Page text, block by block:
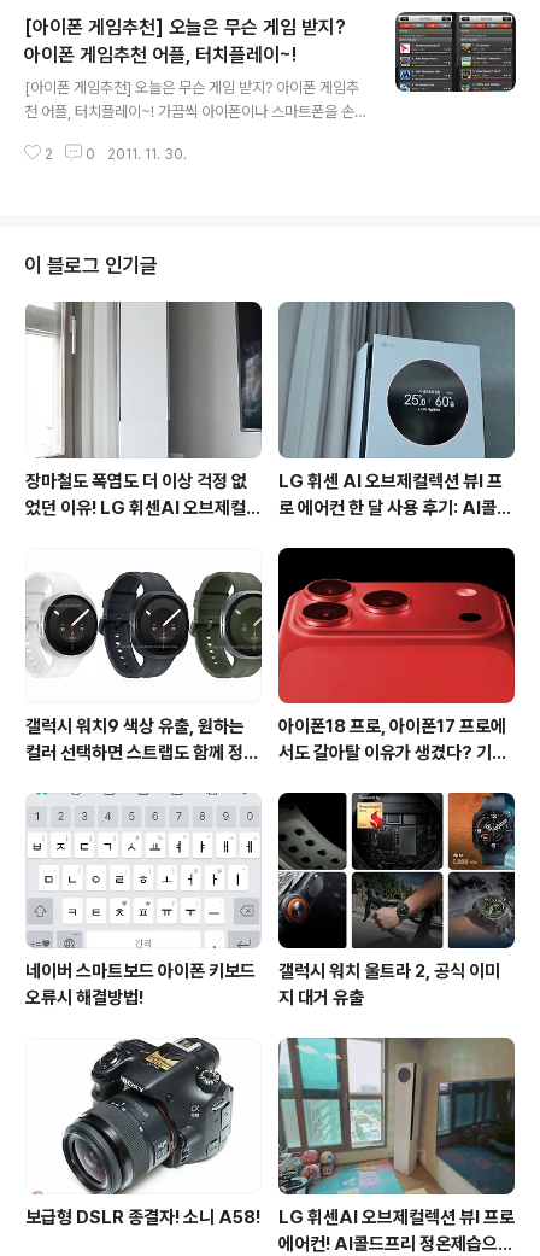
요. 아기자기한 캐릭터와 인터페이스 구성 등 아이들이 직
접 조작하며 학습하기에 좋게 되어 있어 다운받아 보았습
니다. 톡톡잉글리쉬는 앱스토어를 통해 다운받을 수 있는
데요. $3.99로 판매되고 있습니다. 톡톡잉글리쉬를 실행
하면 메인화면에 2개의 메뉴가 나타납니다. 1번째 메뉴는
이미지를 통해 기초영어학습을 할 수 있는 poster와 음
[아이폰 게임추천] 오늘은 무슨 게임 받지?
아이폰 게임추천 어플, 터치플레이~!
[아이폰 게임추천] 오늘은 무슨 게임 받지? 아이폰 게임추
천 어플, 터치플레이~! 가끔씩 아이폰이나 스마트폰을 손
신가요? 그리고 무료로 다운 받을 수 있는 게임이나 할인하
뮤니티를 공유할 수 있는 아이폰 게임 추천 어플 터치플레
이를 소개해볼까 합니다. 터치플레이는 PC나 모바일 페이
지를 통해서도 접속(http://touchplay.co.kr)이 가능합
니다. 그외에도 안드로이드와 애플 iOS용 애플리케이션이
출시되어 있기 때문에 해당OS에 맞는 어플을 마켓이나 앱
스토어에서 무료로 다운받..
2 0 2011. 11. 30.
이 블로그 인기글
장마철도 폭염도 더 이상 걱정 없
었던 이유! LG 휘센AI 오브제컬렉
LG 휘센 AI 오브제컬렉션 뷰I 프
로 에어컨 한 달 사용 후기: AI콜드
갤럭시 워치9 색상 유출, 원하는
컬러 선택하면 스트랩도 함께 정해
아이폰18 프로, 아이폰17 프로에
서도 갈아탈 이유가 생겼다? 기대
네이버 스마트보드 아이폰 키보드
오류시 해결방법!
갤럭시 워치 울트라 2, 공식 이미
지 대거 유출
보급형 DSLR 종결자! 소니 A58!
LG 휘센AI 오브제컬렉션 뷰I 프로
에어컨! AI콜드프리 정온제습으로